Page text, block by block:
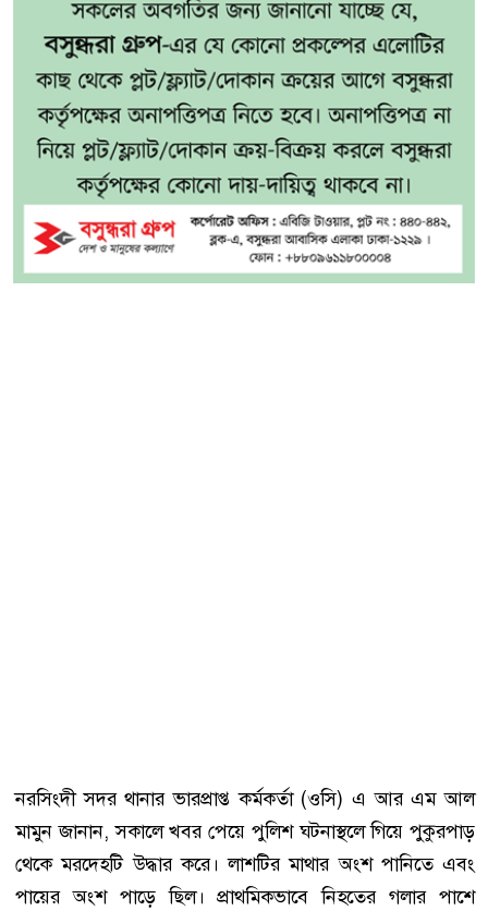
নরসিংদী সদর থানার ভারপ্রাপ্ত কর্মকর্তা (ওসি) এ আর এম আল
মামুন জানান, সকালে খবর পেয়ে পুলিশ ঘটনাস্থলে গিয়ে পুকুরপাড়
থেকে মরদেহটি উদ্ধার করে। লাশটির মাথার অংশ পানিতে এবং
পায়ের অংশ পাড়ে ছিল। প্রাথমিকভাবে নিহতের গলার পাশে